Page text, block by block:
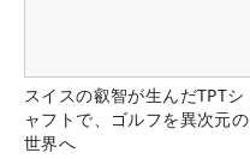
スイスの叡智が生んだTPTシ
ャフトで、ゴルフを異次元の
世界へ